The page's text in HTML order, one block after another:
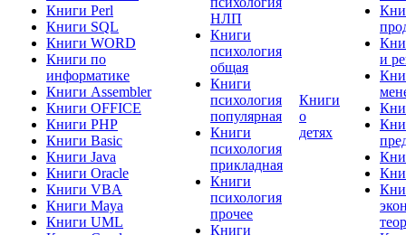
Книги Perl
Книги SQL
Книги WORD
Книги по
информатике
Книги Assembler
Книги OFFICE
Книги PHP
Книги Basic
Книги Java
Книги Oracle
Книги VBA
Книги Maya
Книги UML
НЛП
Книги
психология
общая
Книги
психология
популярная
Книги
психология
прикладная
Книги
психология
прочее
Книги
Книги
о
детях
и